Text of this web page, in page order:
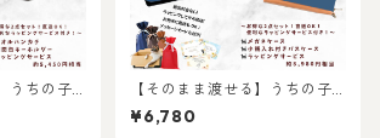
うちの子
トセット
イラスト
【そのまま渡せる】うちの子
メガネケース＆小銭入れ付き
カードケースギフトセット｜
¥6,780